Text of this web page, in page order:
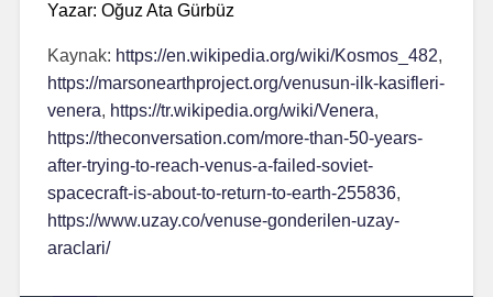
Yazar: Oğuz Ata Gürbüz
Kaynak: https://en.wikipedia.org/wiki/Kosmos_482,
https://marsonearthproject.org/venusun-ilk-kasifleri-
venera, https://tr.wikipedia.org/wiki/Venera,
https://theconversation.com/more-than-50-years-
after-trying-to-reach-venus-a-failed-soviet-
spacecraft-is-about-to-return-to-earth-255836,
https://www.uzay.co/venuse-gonderilen-uzay-
araclari/